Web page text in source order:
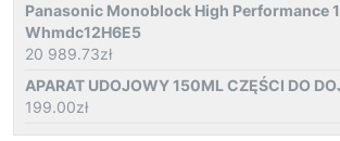
Panasonic Monoblock High Performance
Whmdc12H6E5
20 989.73zł
APARAT UDOJOWY 150ML CZĘŚCI DO
199.00zł